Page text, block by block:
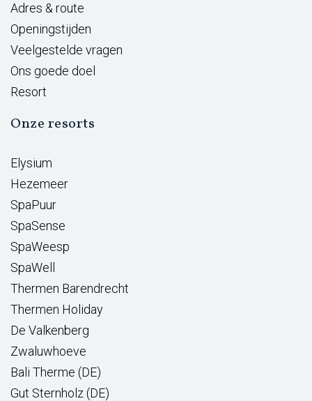
Adres & route
Openingstijden
Veelgestelde vragen
Ons goede doel
Resort
Onze resorts
Elysium
Hezemeer
SpaPuur
SpaSense
SpaWeesp
SpaWell
Thermen Barendrecht
Thermen Holiday
De Valkenberg
Zwaluwhoeve
Bali Therme (DE)
Gut Sternholz (DE)